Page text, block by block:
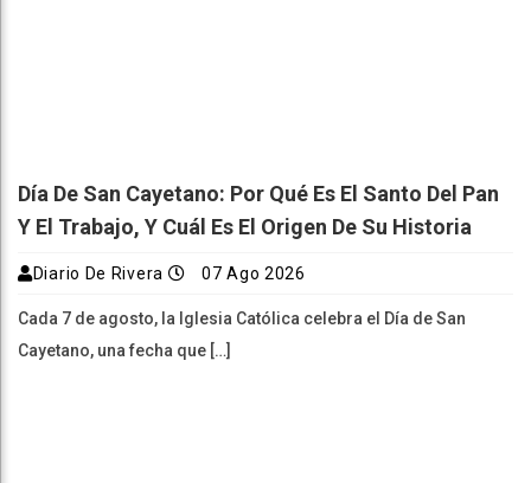
Día De San Cayetano: Por Qué Es El Santo Del Pan
Y El Trabajo, Y Cuál Es El Origen De Su Historia
Diario De Rivera 07 Ago 2026
Cada 7 de agosto, la Iglesia Católica celebra el Día de San
Cayetano, una fecha que […]